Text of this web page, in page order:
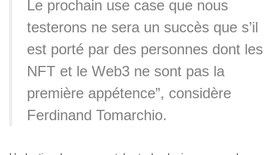
Le prochain use case que nous
testerons ne sera un succès que s’il
est porté par des personnes dont les
NFT et le Web3 ne sont pas la
première appétence”, considère
Ferdinand Tomarchio.